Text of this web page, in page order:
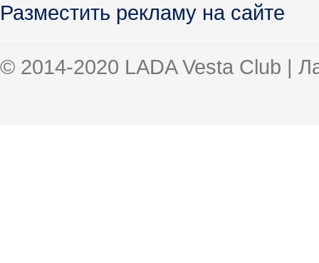
Разместить рекламу на сайте
© 2014-2020 LADA Vesta Club |